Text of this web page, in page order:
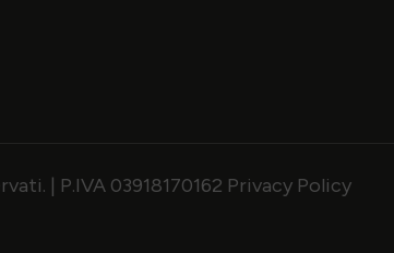
| P.IVA 03918170162 Privacy Policy